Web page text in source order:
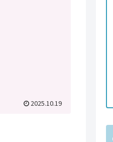
2025.10.19